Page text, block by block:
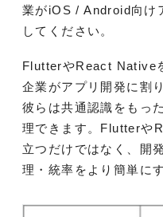
業がiOS / Android向け
してください。
FlutterやReact Native
企業がアプリ開発に割
彼らは共通認識をもっ
理できます。Flutterや
立つだけではなく、開
理・統率をより簡単に